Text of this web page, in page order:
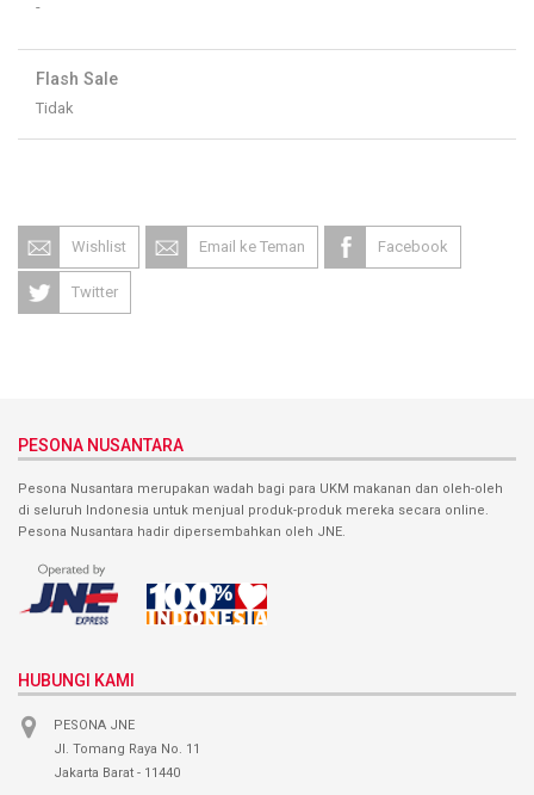
-
Flash Sale
Tidak
Wishlist Email ke Teman Facebook
Twitter
PESONA NUSANTARA
Pesona Nusantara merupakan wadah bagi para UKM makanan dan oleh-oleh
di seluruh Indonesia untuk menjual produk-produk mereka secara online.
Pesona Nusantara hadir dipersembahkan oleh JNE.
HUBUNGI KAMI
PESONA JNE
Jl. Tomang Raya No. 11
Jakarta Barat - 11440